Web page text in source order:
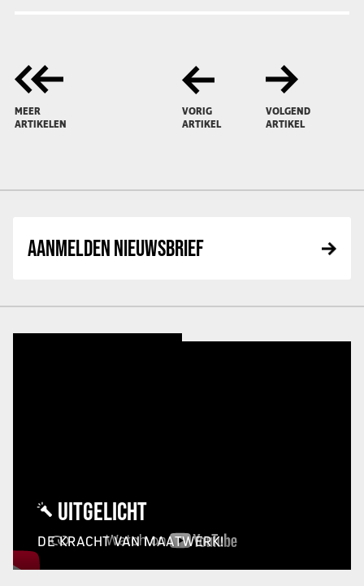
MEER
ARTIKELEN
VORIG
ARTIKEL
VOLGEND
ARTIKEL
AANMELDEN NIEUWSBRIEF
UITGELICHT
DE KRACHT VAN MAATWERK!